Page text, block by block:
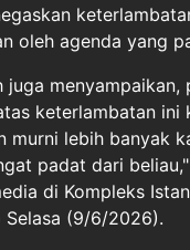
oleh agenda yang
juga menyampaikan,
keterlambatan ini
murni lebih banyak
padat dari
di Kompleks
(9/6/2026).